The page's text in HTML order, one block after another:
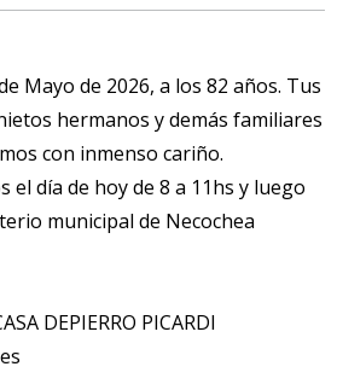
Mayo de 2026, a los 82 años. Tus
hermanos y demás familiares
con inmenso cariño.
el día de hoy de 8 a 11hs y luego
municipal de Necochea
DEPIERRO PICARDI